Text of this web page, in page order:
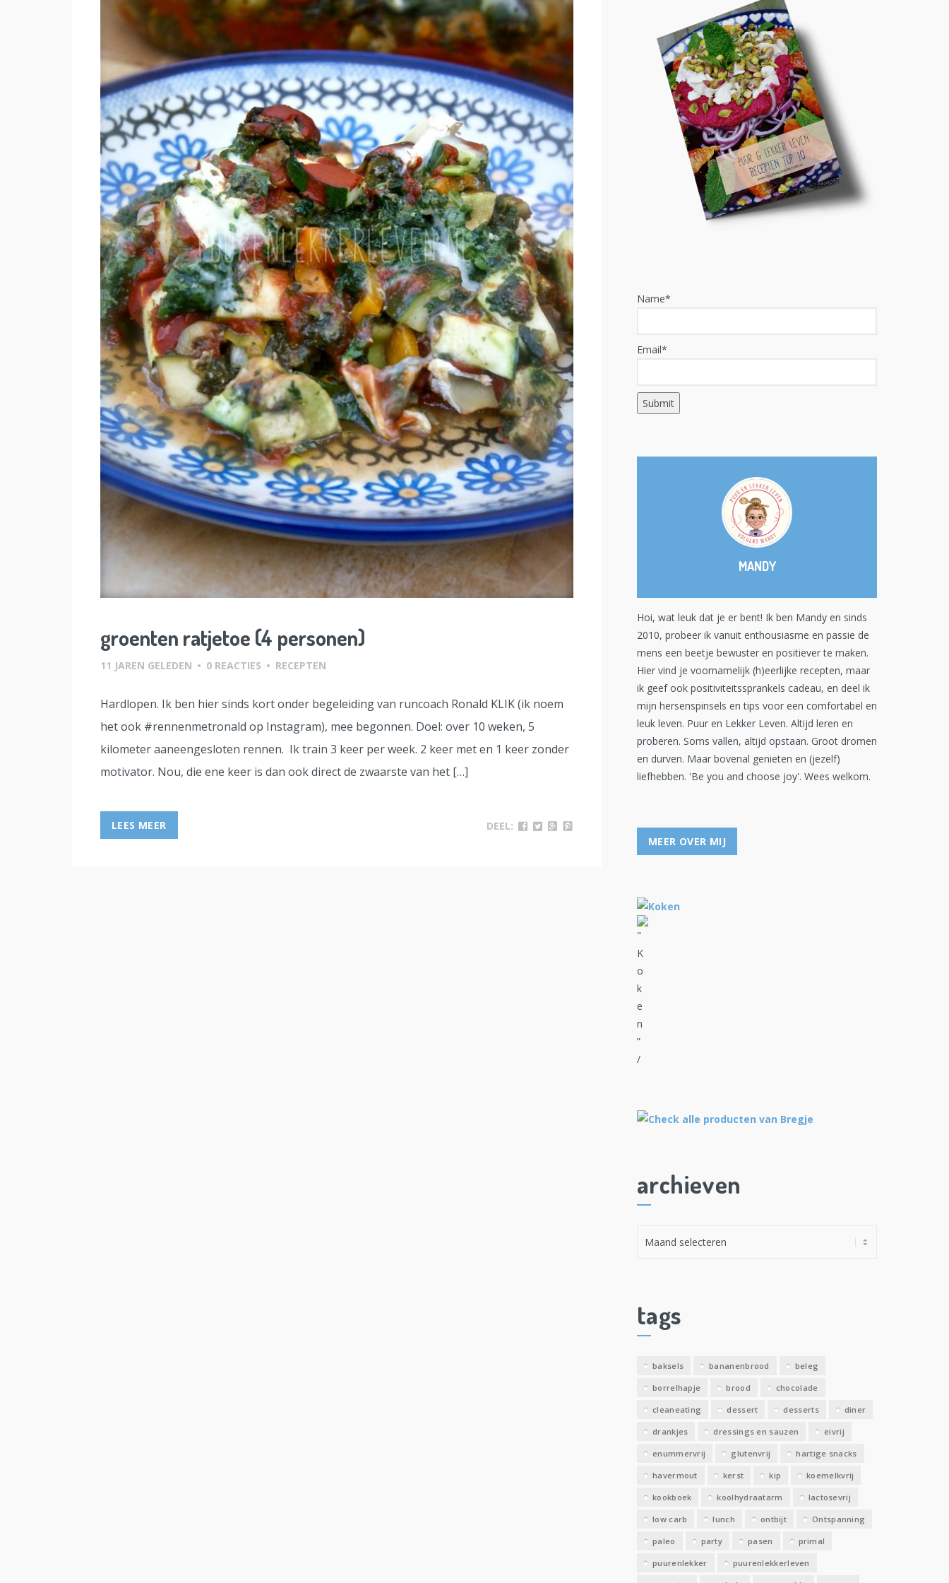
groenten ratjetoe (4 personen)
11 JAREN GELEDEN • 0 REACTIES • RECEPTEN
Hardlopen. Ik ben hier sinds kort onder begeleiding van runcoach Ronald KLIK (ik noem
het ook #rennenmetronald op Instagram), mee begonnen. Doel: over 10 weken, 5
kilometer aaneengesloten rennen. Ik train 3 keer per week. 2 keer met en 1 keer zonder
motivator. Nou, die ene keer is dan ook direct de zwaarste van het […]
LEES MEER DEEL:
Name*
Email*
MANDY
Hoi, wat leuk dat je er bent! Ik ben Mandy en sinds
2010, probeer ik vanuit enthousiasme en passie de
mens een beetje bewuster en positiever te maken.
Hier vind je voornamelijk (h)eerlijke recepten, maar
ik geef ook positiviteitssprankels cadeau, en deel ik
mijn hersenspinsels en tips voor een comfortabel en
leuk leven. Puur en Lekker Leven. Altijd leren en
proberen. Soms vallen, altijd opstaan. Groot dromen
en durven. Maar bovenal genieten en (jezelf)
liefhebben. 'Be you and choose joy'. Wees welkom.
MEER OVER MIJ
archieven
e
v
tags
baksels bananenbrood beleg
borrelhapje brood chocolade
cleaneating dessert desserts diner
drankjes dressings en sauzen eivrij
enummervrij glutenvrij hartige snacks
havermout kerst kip koemelkvrij
kookboek koolhydraatarm lactosevrij
low carb lunch ontbijt Ontspanning
paleo party pasen primal
puurenlekker puurenlekkerleven